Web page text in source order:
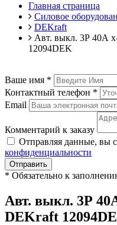
Главная страница
Силовое
DEKraft
Авт. выкл. 3Р 40А
12094DEK
Ваше имя *
Контактный телефон *
Email
Комментарий к заказу
Отправляя данные, вы
конфиденциальности
Отправить
* Обязательно к
Авт. выкл. 3Р
DEKraft